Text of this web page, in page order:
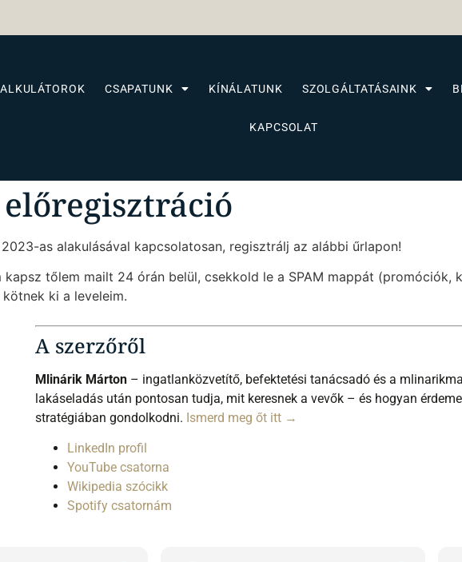
CSAPATUNK KÍNÁLATUNK SZOLGÁLTATÁSAINK
KAPCSOLAT
as alakulásával kapcsolatosan, regisztrálj az alábbi űrlapon!
tőlem mailt 24 órán belül, csekkold le a SPAM mappát (promóciók,
ki a leveleim.
A szerzőről
Mlinárik Márton– ingatlanközvetítő, befektetési tanácsadó és a
lakáseladás után pontosan tudja, mit keresnek a vevők – és hogyan
stratégiában gondolkodni. Ismerd meg őt itt →
LinkedIn profil
YouTube csatorna
Wikipedia szócikk
Spotify csatornám